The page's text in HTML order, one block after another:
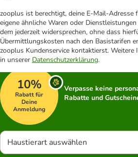
zooplus ist berechtigt, deine E-Mail-
eigene ähnliche Waren oder
dem jederzeit widersprechen, ohne dass
Übermittlungskosten nach den Basistarifen
zooplus Kundenservice kontaktierst.
in unserer Datenschutzerklärung.
10%
Rabatt für
Deine
Anmeldung
Verpasse keine
Rabatte und
Haustierart auswählen